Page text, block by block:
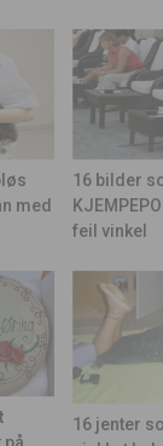
med
16 bilder
feil vinkel
16 jenter